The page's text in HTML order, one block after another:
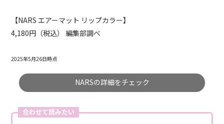
【NARS エアーマット リップカラー】
4,180円（税込） 編集部調べ
2025年5月26日時点
NARSの詳細をチェック
合わせて読みたい